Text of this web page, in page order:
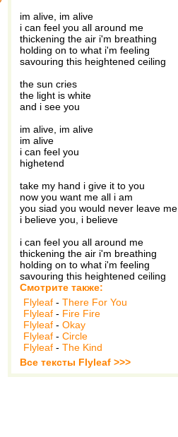
im alive, im alive
i can feel you all around me
thickening the air i'm breathing
holding on to what i'm feeling
savouring this heightened ceiling
the sun cries
the light is white
and i see you
im alive, im alive
im alive
i can feel you
highetend
take my hand i give it to you
now you want me all i am
you siad you would never leave me
i believe you, i believe
i can feel you all around me
thickening the air i'm breathing
holding on to what i'm feeling
savouring this heightened ceiling
Смотрите также:
Flyleaf - There For You
Flyleaf - Fire Fire
Flyleaf - Okay
Flyleaf - Circle
Flyleaf - The Kind
Все тексты Flyleaf >>>